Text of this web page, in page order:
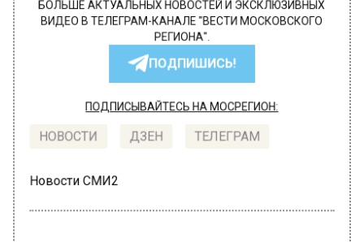
БОЛЬШЕ АКТУАЛЬНЫХ НОВОСТЕЙ И ЭКСКЛЮЗИВНЫХ
ВИДЕО В ТЕЛЕГРАМ-КАНАЛЕ "ВЕСТИ МОСКОВСКОГО
РЕГИОНА".
ПОДПИШИСЬ!
ПОДПИСЫВАЙТЕСЬ НА МОСРЕГИОН:
НОВОСТИ ДЗЕН ТЕЛЕГРАМ
Новости СМИ2